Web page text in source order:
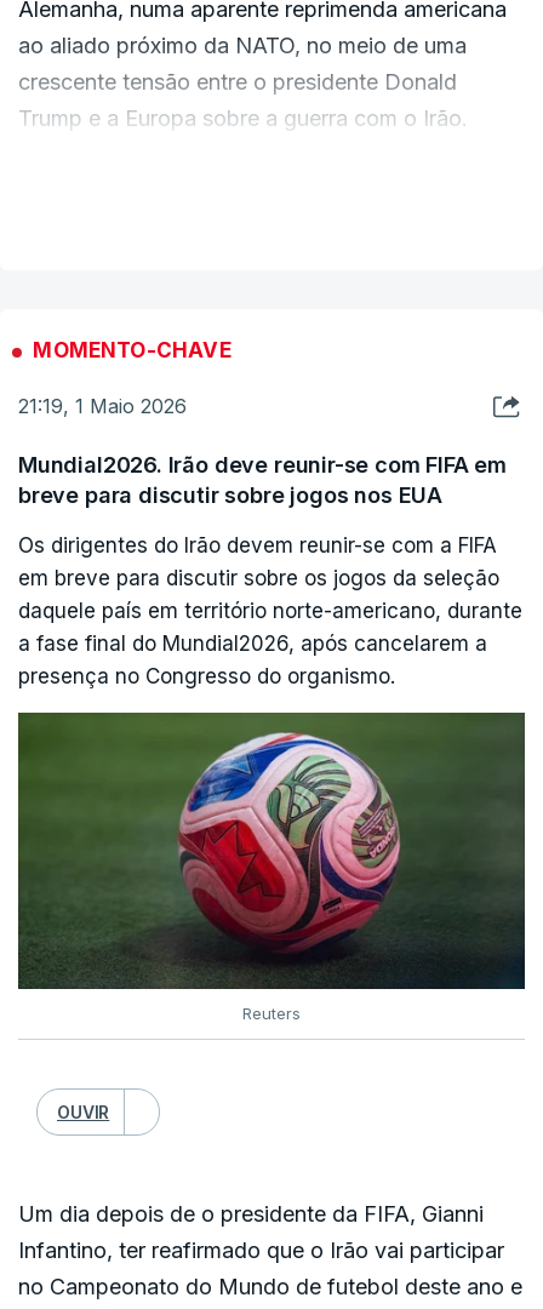
Alemanha, numa aparente reprimenda americana
ao aliado próximo da NATO, no meio de uma
crescente tensão entre o presidente Donald
Trump e a Europa sobre a guerra com o Irão.
iranianos estavam a humilhar os EUA nas
dois meses.
O porta-voz do Pentágono, Sean Parnell, disse
próximos seis a doze meses.
MOMENTO-CHAVE
21:19, 1 Maio 2026
Mundial2026. Irão deve reunir-se com FIFA em
breve para discutir sobre jogos nos EUA
Os dirigentes do Irão devem reunir-se com a FIFA
em breve para discutir sobre os jogos da seleção
daquele país em território norte-americano, durante
a fase final do Mundial2026, após cancelarem a
presença no Congresso do organismo.
Reuters
OUVIR
Um dia depois de o presidente da FIFA, Gianni
Infantino, ter reafirmado que o Irão vai participar
no Campeonato do Mundo de futebol deste ano e